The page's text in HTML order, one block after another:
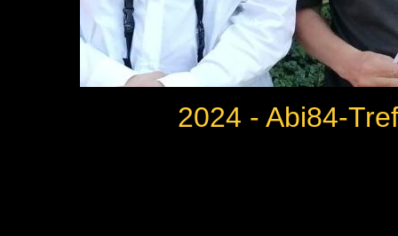
2024 - Abi84-